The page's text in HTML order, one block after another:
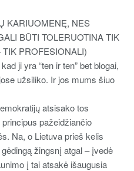
KARIUOMENĘ, NES
BŪTI TOLERUOTINA TIK
PROFESIONALI)
ji yra “ten ir ten” bet blogai,
užsiliko. Ir jos mums šiuo
atsisako tos
pažeidžiančio
Na, o Lietuva prieš kelis
žingsnį atgal – įvedė
į tai atsakė išaugusia